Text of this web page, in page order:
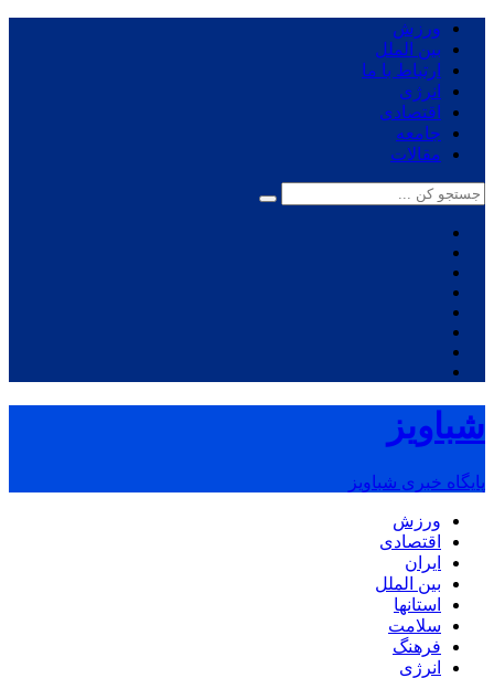
ورزش
بین الملل
ارتباط با ما
انرژی
اقتصادی
جامعه
مقالات
شباویز
پایگاه خبری شباویز
ورزش
اقتصادی
ایران
بین الملل
استانها
سلامت
فرهنگ
انرژی